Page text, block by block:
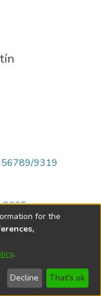
9319
2025
Córdoba
for the
.
Decline That's ok